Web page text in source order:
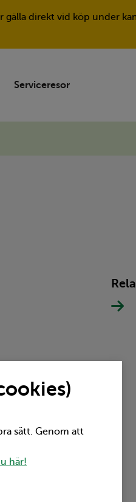
gälla direkt vid köp under
Serviceresor
sätt. Genom att
här!